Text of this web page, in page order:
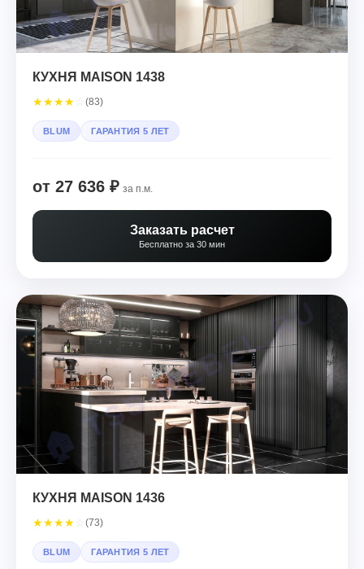
КУХНЯ MAISON 1438
★★★★ (83)
BLUM ГАРАНТИЯ 5 ЛЕТ
от 27 636 ₽ за п.м.
Заказать расчет
Бесплатно за 30 мин
КУХНЯ MAISON 1436
★★★★ (73)
BLUM ГАРАНТИЯ 5 ЛЕТ